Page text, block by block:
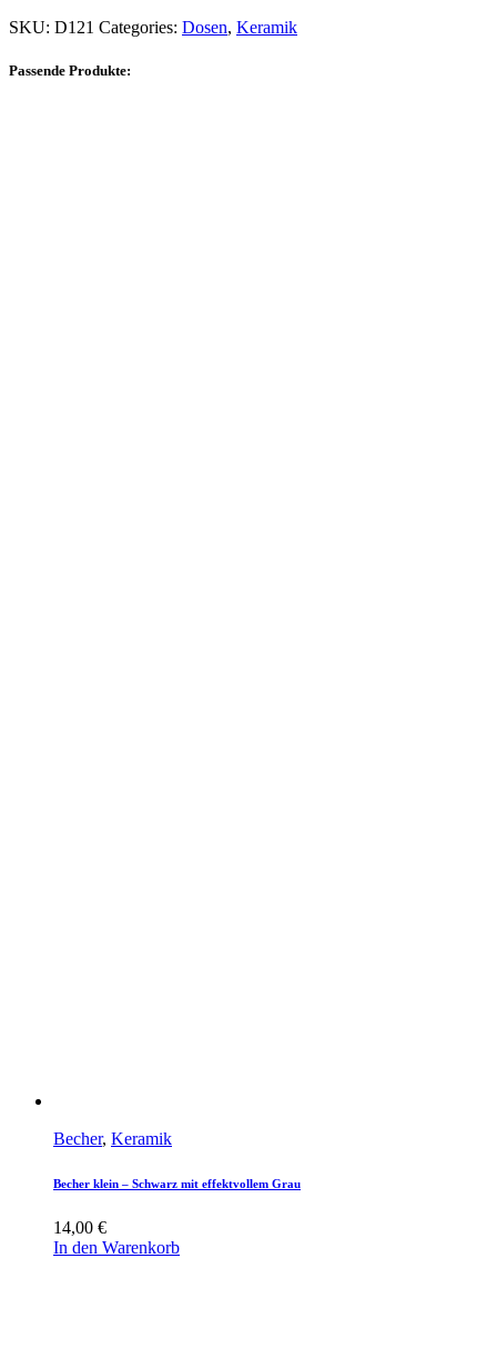
SKU: D121 Categories: Dosen, Keramik
Passende Produkte:
Becher, Keramik
Becher klein – Schwarz mit effektvollem Grau
14,00 €
In den Warenkorb